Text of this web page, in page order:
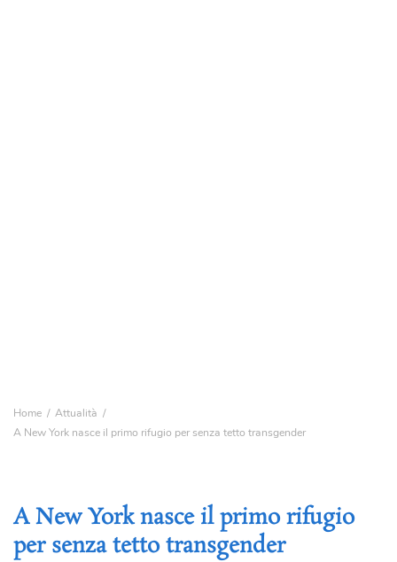
Home
Attualità
A New York nasce il primo rifugio per senza tetto transgender
A New York nasce il primo rifugio
per senza tetto transgender